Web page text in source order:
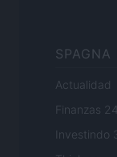
Actualidad
Finanzas 24
Investindo